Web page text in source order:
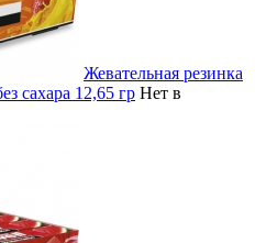
Жевательная резинка
сахара 12,65 гр Нет в